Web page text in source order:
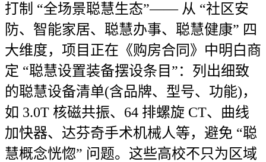
打制 “全场景聪慧生态”—— 从 “社区安
防、智能家居、聪慧办事、聪慧健康” 四
大维度，项目正在《购房合同》中明白商
定 “聪慧设置装备摆设条目”：列出细致
的聪慧设备清单(含品牌、型号、功能)，
如 3.0T 核磁共振、64 排螺旋 CT、曲线
加快器、达芬奇手术机械人等，避免 “聪
慧概念恍惚” 问题。这些高校不只为区域